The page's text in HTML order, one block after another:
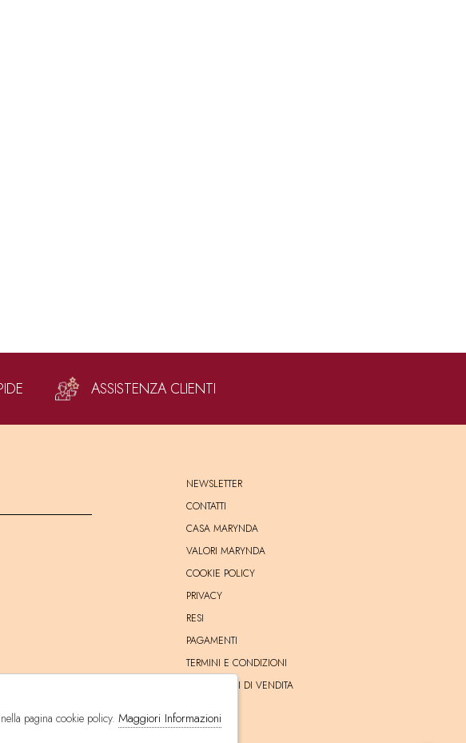
ASSISTENZA CLIENTI
NEWSLETTER
CONTATTI
CASA MARYNDA
VALORI MARYNDA
COOKIE POLICY
PRIVACY
RESI
PAGAMENTI
TERMINI E CONDIZIONI
CONDIZIONI DI VENDITA
pagina cookie policy. Maggiori Informazioni